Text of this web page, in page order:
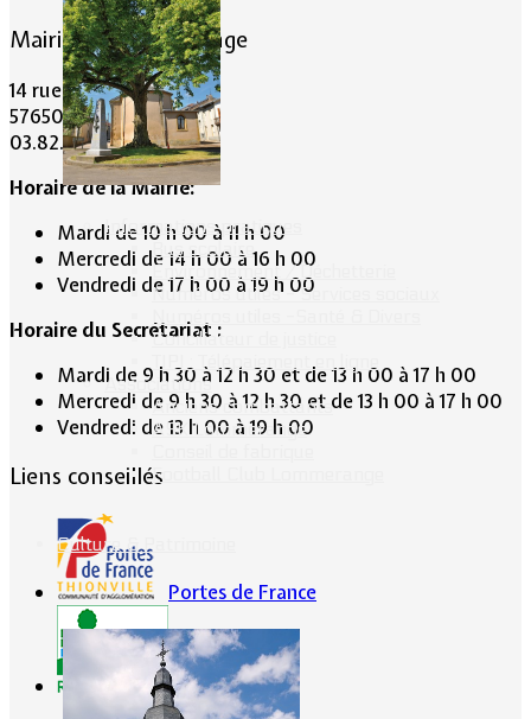
Informations pratiques
Bus scolaire
Environnement / Déchetterie
Numéros utiles - Services sociaux
Numéros utiles -Santé & Divers
Conciliateur de justice
TIPI : Télépaiement en ligne
Associations
Anciens combattants
ASK Lommerange
Football Club Lommerange
Culture & Patrimoine
Mairie de Lommerange
14 rue Maréchal Joffre
57650 LOMMERANGE
03.82.84.81.48
Horaire de la Mairie:
Mardi de 10 h 00 à 11 h 00
Mercredi de 14 h 00 à 16 h 00
Vendredi de 17 h 00 à 19 h 00
Horaire du Secrétariat :
Mardi de 9 h 30 à 12 h 30 et de 13 h 00 à 17 h 00
Mercredi de 9 h 30 à 12 h 30 et de 13 h 00 à 17 h 00
Vendredi de 13 h 00 à 19 h 00
Liens conseillés
Portes de France
CG57